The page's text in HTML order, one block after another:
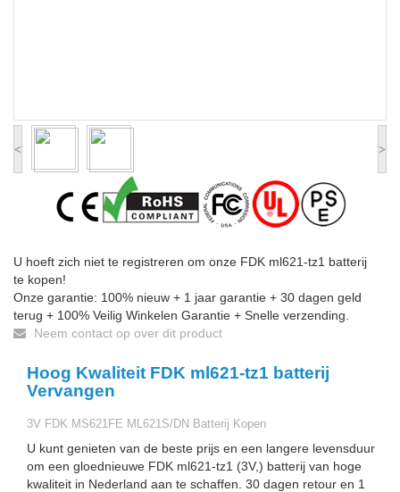
< >
U hoeft zich niet te registreren om onze FDK ml621-tz1 batterij
te kopen!
Onze garantie: 100% nieuw + 1 jaar garantie + 30 dagen geld
terug + 100% Veilig Winkelen Garantie + Snelle verzending.
Neem contact op over dit product
Hoog Kwaliteit FDK ml621-tz1 batterij
Vervangen
3V FDK MS621FE ML621S/DN Batterij Kopen
U kunt genieten van de beste prijs en een langere levensduur
om een gloednieuwe FDK ml621-tz1 (3V,) batterij van hoge
kwaliteit in Nederland aan te schaffen. 30 dagen retour en 1